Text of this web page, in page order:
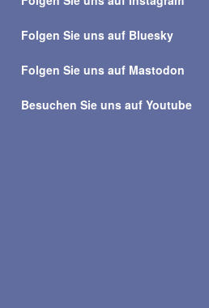
alle
Folgen Sie uns auf Bluesky
Folgen Sie uns auf Mastodon
Besuchen Sie uns auf Youtube